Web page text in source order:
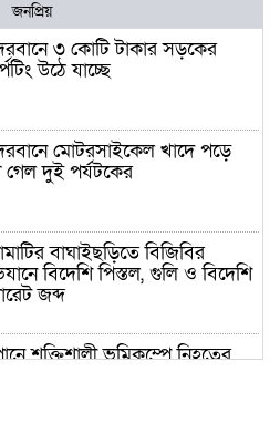
জনপ্রিয়
৩ কোটি টাকার সড়কের
উঠে যাচ্ছে
মোটরসাইকেল খাদে পড়ে
গেল দুই পর্যটকের
বাঘাইছড়িতে বিজিবির
বিদেশি পিস্তল, গুলি ও বিদেশি
জব্দ
শক্তিশালী ভূমিকম্পে নিহতের